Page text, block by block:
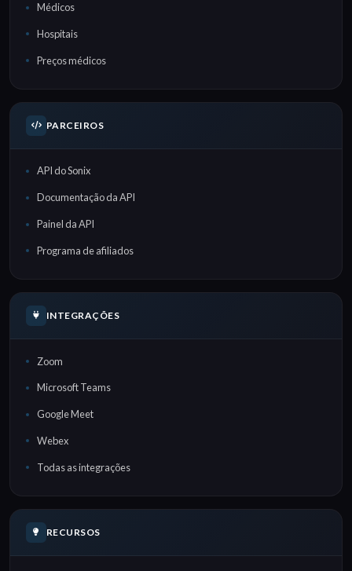
Médicos
Hospitais
Preços médicos
PARCEIROS
API do Sonix
Documentação da API
Painel da API
Programa de afiliados
INTEGRAÇÕES
Zoom
Microsoft Teams
Google Meet
Webex
Todas as integrações
RECURSOS